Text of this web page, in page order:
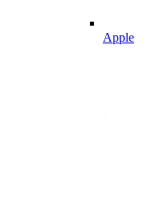
Apple